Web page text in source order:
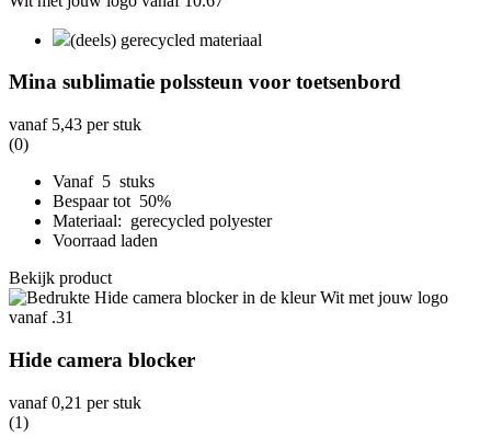
(deels) gerecycled materiaal
Mina sublimatie polssteun voor toetsenbord
vanaf 5,43 per stuk
(0)
Vanaf 5 stuks
Bespaar tot 50%
Materiaal: gerecycled polyester
Voorraad laden
Bekijk product
Hide camera blocker
vanaf0,21 per stuk
(1)